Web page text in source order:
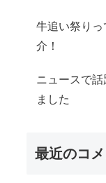
牛追い祭り
介！
ニュースで
ました
最近のコメ